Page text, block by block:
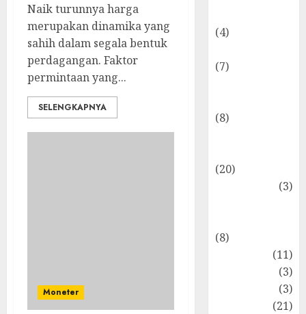
Naik turunnya harga
merupakan dinamika yang
sahih dalam segala bentuk
perdagangan. Faktor
permintaan yang...
SELENGKAPNYA
Moneter
(4)
(7)
(8)
(20)
(3)
(8)
(11)
(3)
(3)
(21)